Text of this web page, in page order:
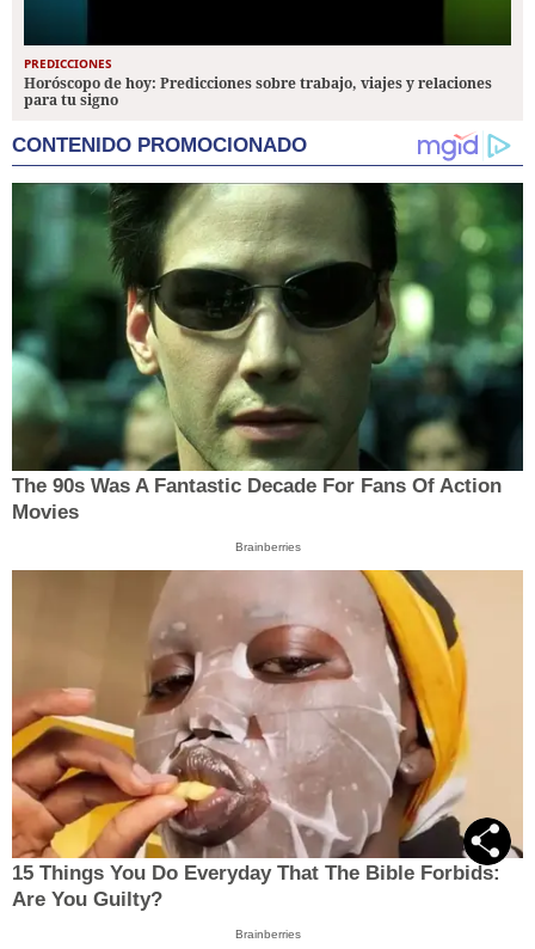
PREDICCIONES
Horóscopo de hoy: Predicciones sobre trabajo, viajes y relaciones
para tu signo
CONTENIDO PROMOCIONADO
The 90s Was A Fantastic Decade For Fans Of Action
Movies
Brainberries
15 Things You Do Everyday That The Bible Forbids:
Are You Guilty?
Brainberries